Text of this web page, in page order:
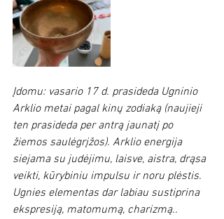
Įdomu: vasario 17 d. prasideda Ugninio
Arklio metai pagal kinų zodiaką (naujieji
ten prasideda per antrą jaunatį po
žiemos saulėgrįžos). Arklio energija
siejama su judėjimu, laisve, aistra, drąsa
veikti, kūrybiniu impulsu ir noru plėstis.
Ugnies elementas dar labiau sustiprina
ekspresiją, matomumą, charizmą..